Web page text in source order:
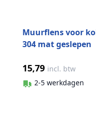
Muurflens voor
304 mat geslepen
15,79 incl. btw
2-5 werkdagen